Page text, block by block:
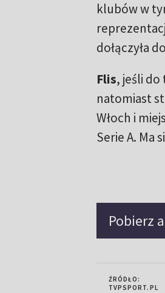
klubów w
dołączyła
Flis, jeśli do
natomiast
Włoch i
Serie A. Ma
Pobierz
ŹRÓDŁO:
TVPSPORT.PL